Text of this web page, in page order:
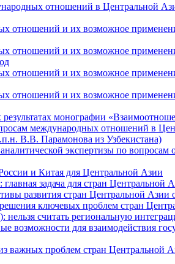
отношений в Центральной
и их возможное
и их возможное
и их возможное
и их возможное
монографии
международных отношений в
В.В. Парамонова из Узбекистана)
экспертизы по
и Китая для Центральной Азии
задача для стран
развития стран Центральной Азии
ключевых проблем стран
считать региональную
возможности для взаимодействия
важных проблем стран Центральной